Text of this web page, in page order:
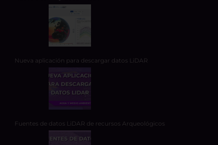
Nueva aplicación para descargar datos LiDAR
Fuentes de datos LiDAR de recursos Arqueológicos